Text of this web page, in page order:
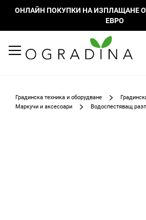
ОНЛАЙН ПОКУПКИ НА ИЗПЛАЩАНЕ
ЕВРО
Градинска техника и оборудване
Маркучи и аксесоари
Водоспестяващ